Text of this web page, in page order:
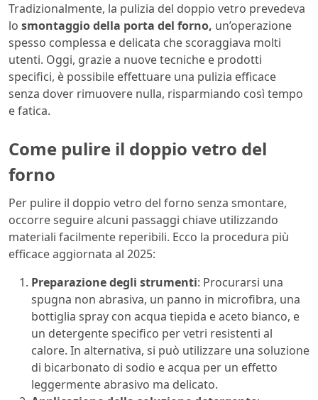
Tradizionalmente, la pulizia del doppio vetro prevedeva
lo smontaggio della porta del forno, un’operazione
spesso complessa e delicata che scoraggiava molti
utenti. Oggi, grazie a nuove tecniche e prodotti
specifici, è possibile effettuare una pulizia efficace
senza dover rimuovere nulla, risparmiando così tempo
e fatica.
Come pulire il doppio vetro del
forno
Per pulire il doppio vetro del forno senza smontare,
occorre seguire alcuni passaggi chiave utilizzando
materiali facilmente reperibili. Ecco la procedura più
efficace aggiornata al 2025:
Preparazione degli strumenti: Procurarsi una
spugna non abrasiva, un panno in microfibra, una
bottiglia spray con acqua tiepida e aceto bianco, e
un detergente specifico per vetri resistenti al
calore. In alternativa, si può utilizzare una soluzione
di bicarbonato di sodio e acqua per un effetto
leggermente abrasivo ma delicato.